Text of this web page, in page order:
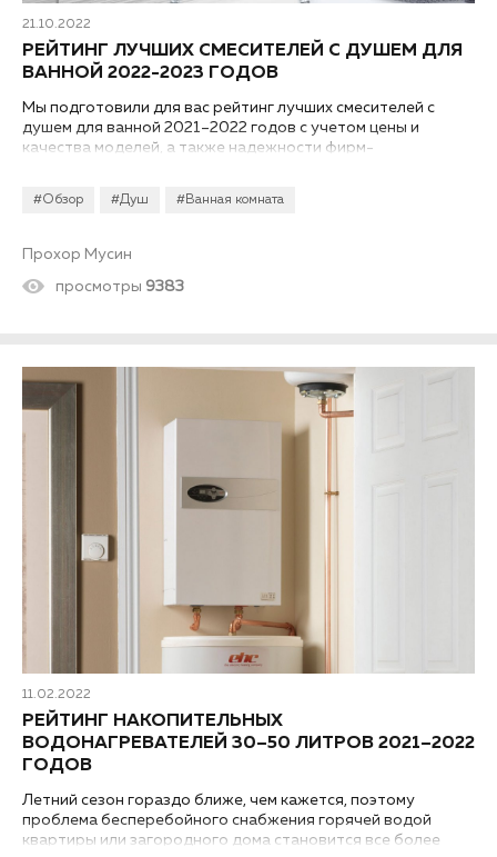
21.10.2022
#Обзор #Душ #Ванная комната
РЕЙТИНГ ЛУЧШИХ СМЕСИТЕЛЕЙ С ДУШЕМ ДЛЯ
ВАННОЙ 2022-2023 ГОДОВ
Мы подготовили для вас рейтинг лучших смесителей с
душем для ванной 2021–2022 годов с учетом цены и
качества моделей, а также надежности фирм-
Прохор Мусин
просмотры 9383
11.02.2022
РЕЙТИНГ НАКОПИТЕЛЬНЫХ
ВОДОНАГРЕВАТЕЛЕЙ 30–50 ЛИТРОВ 2021–2022
ГОДОВ
Летний сезон гораздо ближе, чем кажется, поэтому
проблема бесперебойного снабжения горячей водой
квартиры или загородного дома становится все более